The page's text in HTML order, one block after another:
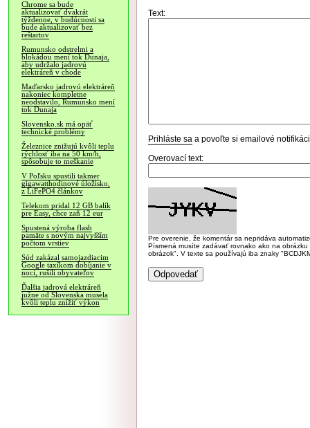
Chrome sa bude
aktualizovať dvakrát
týždenne, v budúcnosti sa
bude aktualizovať bez
reštartov
Rumunsko odstrelmi a
blokádou mení tok Dunaja,
aby udržalo jadrovú
elektráreň v chode
Maďarsko jadrovú elektráreň
nakoniec kompletne
neodstavilo, Rumunsko mení
tok Dunaja
Slovensko.sk má opäť
technické problémy
Železnice znižujú kvôli teplu
rýchlosť iba na 50 km/h,
spôsobuje to meškanie
V Poľsku spustili takmer
gigawatthodinové úložisko,
z LiFePO4 článkov
Telekom pridal 12 GB balík
pre Easy, chce zaň 12 eur
Spustená výroba flash
pamäte s novým najvyšším
počtom vrstiev
Súd zakázal samojazdiacim
Google taxíkom dobíjanie v
noci, rušili obyvateľov
Ďalšia jadrová elektráreň
južne od Slovenska musela
kvôli teplu znížiť výkon
Text:
Prihláste sa a povoľte si emailové
Overovací text:
Pre overenie, že komentár sa nepridáva
Písmená musíte zadávať rovnako ako na
obrázok". V texte sa používajú iba znaky